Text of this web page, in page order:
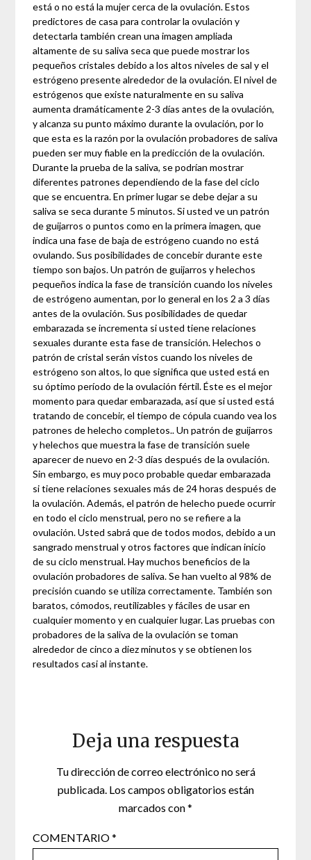
está o no está la mujer cerca de la ovulación. Estos
predictores de casa para controlar la ovulación y
detectarla también crean una imagen ampliada
altamente de su saliva seca que puede mostrar los
pequeños cristales debido a los altos niveles de sal y el
estrógeno presente alrededor de la ovulación. El nivel de
estrógenos que existe naturalmente en su saliva
aumenta dramáticamente 2-3 días antes de la ovulación,
y alcanza su punto máximo durante la ovulación, por lo
que esta es la razón por la ovulación probadores de saliva
pueden ser muy fiable en la predicción de la ovulación.
Durante la prueba de la saliva, se podrían mostrar
diferentes patrones dependiendo de la fase del ciclo
que se encuentra. En primer lugar se debe dejar a su
saliva se seca durante 5 minutos. Si usted ve un patrón
de guijarros o puntos como en la primera imagen, que
indica una fase de baja de estrógeno cuando no está
ovulando. Sus posibilidades de concebir durante este
tiempo son bajos. Un patrón de guijarros y helechos
pequeños indica la fase de transición cuando los niveles
de estrógeno aumentan, por lo general en los 2 a 3 días
antes de la ovulación. Sus posibilidades de quedar
embarazada se incrementa si usted tiene relaciones
sexuales durante esta fase de transición. Helechos o
patrón de cristal serán vistos cuando los niveles de
estrógeno son altos, lo que significa que usted está en
su óptimo período de la ovulación fértil. Éste es el mejor
momento para quedar embarazada, así que si usted está
tratando de concebir, el tiempo de cópula cuando vea los
patrones de helecho completos.. Un patrón de guijarros
y helechos que muestra la fase de transición suele
aparecer de nuevo en 2-3 días después de la ovulación.
Sin embargo, es muy poco probable quedar embarazada
si tiene relaciones sexuales más de 24 horas después de
la ovulación. Además, el patrón de helecho puede ocurrir
en todo el ciclo menstrual, pero no se refiere a la
ovulación. Usted sabrá que de todos modos, debido a un
sangrado menstrual y otros factores que indican inicio
de su ciclo menstrual. Hay muchos beneficios de la
ovulación probadores de saliva. Se han vuelto al 98% de
precisión cuando se utiliza correctamente. También son
baratos, cómodos, reutilizables y fáciles de usar en
cualquier momento y en cualquier lugar. Las pruebas con
probadores de la saliva de la ovulación se toman
alrededor de cinco a diez minutos y se obtienen los
resultados casi al instante.
Deja una respuesta
Tu dirección de correo electrónico no será
publicada. Los campos obligatorios están
marcados con*
COMENTARIO*